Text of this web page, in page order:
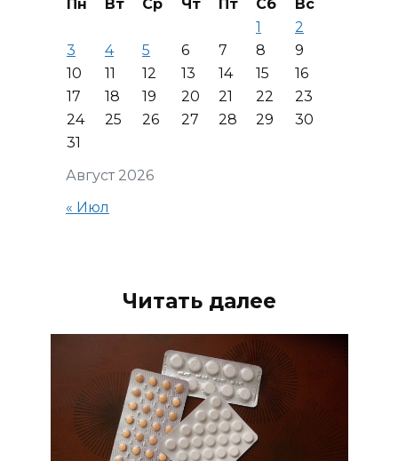
Август 2026
Пн Вт Ср Чт Пт Сб
Вс
1
2
3
4 5 6 7 8
9
10
11 12 13 14 15
16
17
18 19 20 21 22
23
24
25 26 27 28 29
30
31
« Июл
Читать далее